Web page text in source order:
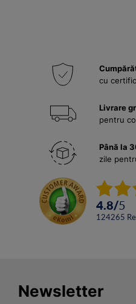
cu
Livrare
pentru
Până la
zile
4.8/5
124265
Newsletter